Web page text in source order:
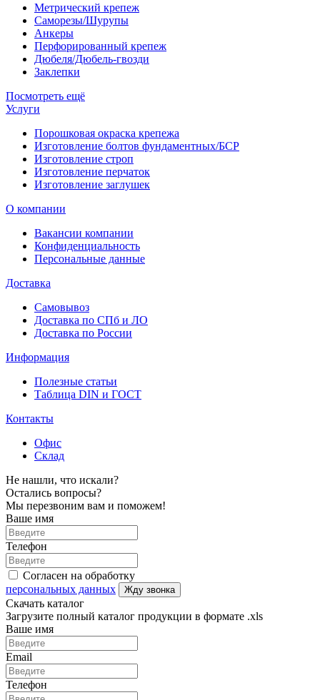
Метрический крепеж
Саморезы/Шурупы
Анкеры
Перфорированный крепеж
Дюбеля/Дюбель-гвозди
Заклепки
Посмотреть ещё
Услуги
Порошковая окраска крепежа
Изготовление болтов фундаментных/БСР
Изготовление строп
Изготовление перчаток
Изготовление заглушек
О компании
Вакансии компании
Конфиденциальность
Персональные данные
Доставка
Самовывоз
Доставка по СПб и ЛО
Доставка по России
Информация
Полезные статьи
Таблица DIN и ГОСТ
Контакты
Офис
Склад
Не нашли, что искали?
Остались вопросы?
Мы перезвоним вам и поможем!
Ваше имя
Телефон
Согласен на обработку
персональных данных
Жду звонка
Скачать каталог
Загрузите полный каталог продукции в формате .xls
Ваше имя
Email
Телефон